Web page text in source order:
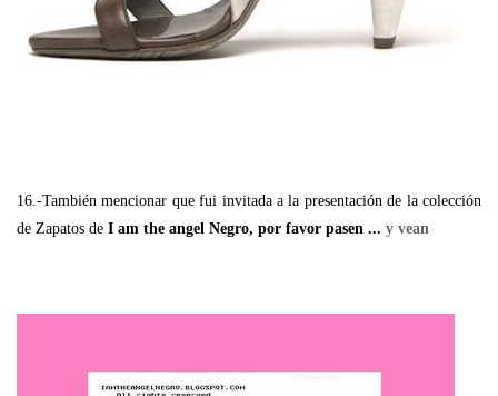
16.-También mencionar que fui invitada a la presentación de la colección
de Zapatos de I am the angel Negro, por favor pasen ... y vean